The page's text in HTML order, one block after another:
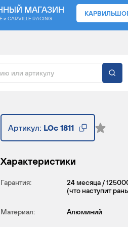
МАГАЗИН
и CARVILLE RACING
Артикул: LOc 1811
Характеристики
Гарантия:
24 месяца /
(что наступит
Материал: Алюминий